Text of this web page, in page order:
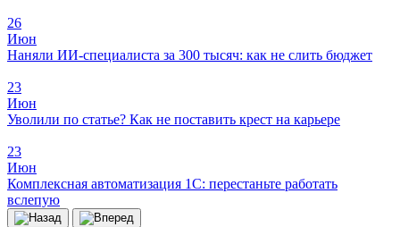
26
Июн
Наняли ИИ-специалиста за 300 тысяч: как не слить бюджет
23
Июн
Уволили по статье? Как не поставить крест на карьере
23
Июн
Комплексная автоматизация 1С: перестаньте работать
вслепую